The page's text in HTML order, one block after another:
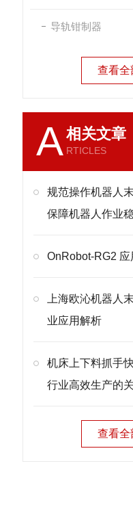
导轨钳制器
查看全
A相关文章
RTICLES
规范操作机器人
保障机器人作业
OnRobot-RG2 应
上海欧沁机器人
业应用解析
机床上下料抓手
行业高效生产的
查看全